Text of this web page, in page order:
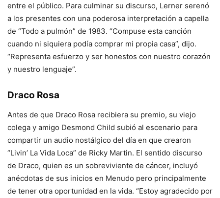
entre el público. Para culminar su discurso, Lerner serenó
a los presentes con una poderosa interpretación a capella
de “Todo a pulmón” de 1983. “Compuse esta canción
cuando ni siquiera podía comprar mi propia casa”, dijo.
“Representa esfuerzo y ser honestos con nuestro corazón
y nuestro lenguaje”.
Draco Rosa
Antes de que Draco Rosa recibiera su premio, su viejo
colega y amigo Desmond Child subió al escenario para
compartir un audio nostálgico del día en que crearon
“Livin’ La Vida Loca” de Ricky Martin. El sentido discurso
de Draco, quien es un sobreviviente de cáncer, incluyó
anécdotas de sus inicios en Menudo pero principalmente
de tener otra oportunidad en la vida. “Estoy agradecido por